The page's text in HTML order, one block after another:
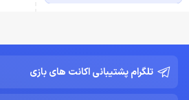
تلگرام پشتیبانی اکانت های بازی